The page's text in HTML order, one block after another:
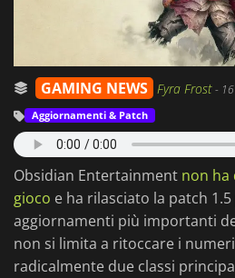
GAMING NEWS Fyra Frost-
Aggiornamenti & Patch
Obsidian Entertainment non ha
gioco e ha rilasciato la patch
aggiornamenti più importanti
non si limita a ritoccare i
radicalmente due classi